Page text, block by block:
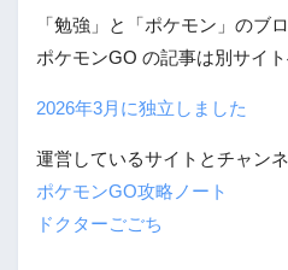
「勉強」と「ポケモン」のブ
ポケモンGO の記事は別サイト
2026年3月に独立しました
運営しているサイトとチャン
ポケモンGO攻略ノート
ドクターごごち